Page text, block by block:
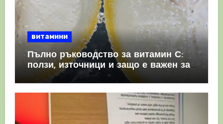
витамини
Пълно ръководство за витамин С:
ползи, източници и защо е важен за
имунната система